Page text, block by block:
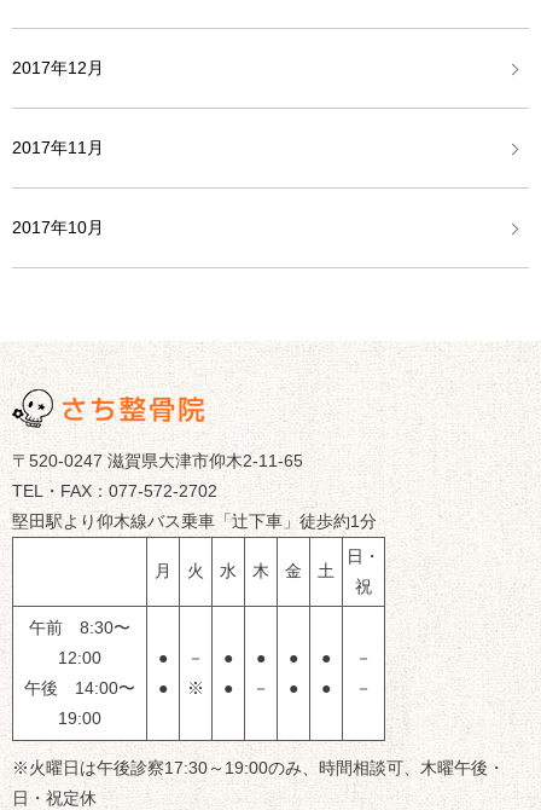
2017年12月
2017年11月
2017年10月
〒520-0247 滋賀県大津市仰木2-11-65
TEL・FAX：077-572-2702
堅田駅より仰木線バス乗車「辻下車」徒歩約1分
月 火 水 木 金 土
日・
祝
午前 8:30〜
12:00
午後 14:00〜
19:00
●
●
－
※
●
●
●
－
●
●
●
●
－
－
※火曜日は午後診察17:30～19:00のみ、時間相談可、木曜午後・
日・祝定休